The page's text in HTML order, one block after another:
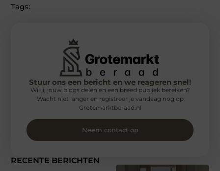
Tags:
RECENTE BERICHTEN
Stuur ons een bericht en we reageren snel!
Wil jij jouw blogs delen en een breed publiek bereiken?
Wacht niet langer en registreer je vandaag nog op
Grotemarktberaad.nl
Neem contact op